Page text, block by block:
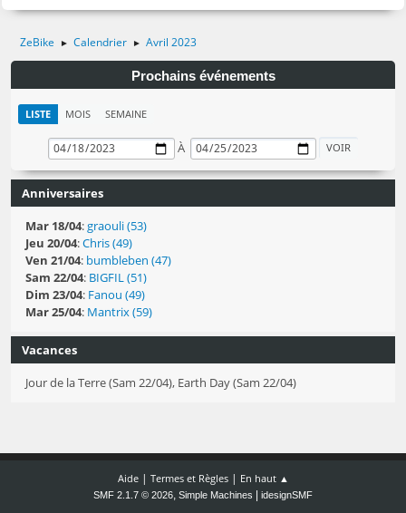
ZeBike ► Calendrier ► Avril 2023
Prochains événements
LISTE MOIS SEMAINE
À
Anniversaires
Mar 18/04:graouli (53)
Jeu 20/04:Chris (49)
Ven 21/04: bumbleben (47)
Sam 22/04: BIGFIL (51)
Dim 23/04: Fanou (49)
Mar 25/04: Mantrix (59)
Vacances
Jour de la Terre (Sam 22/04), Earth Day (Sam 22/04)
Aide| Termes et Règles| En haut ▲
SMF 2.1.7 © 2026, Simple Machines idesignSMF